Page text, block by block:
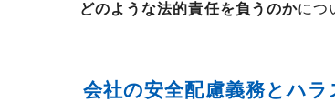
どのような法的責任を負うのかにつ
会社の安全配慮義務とハ